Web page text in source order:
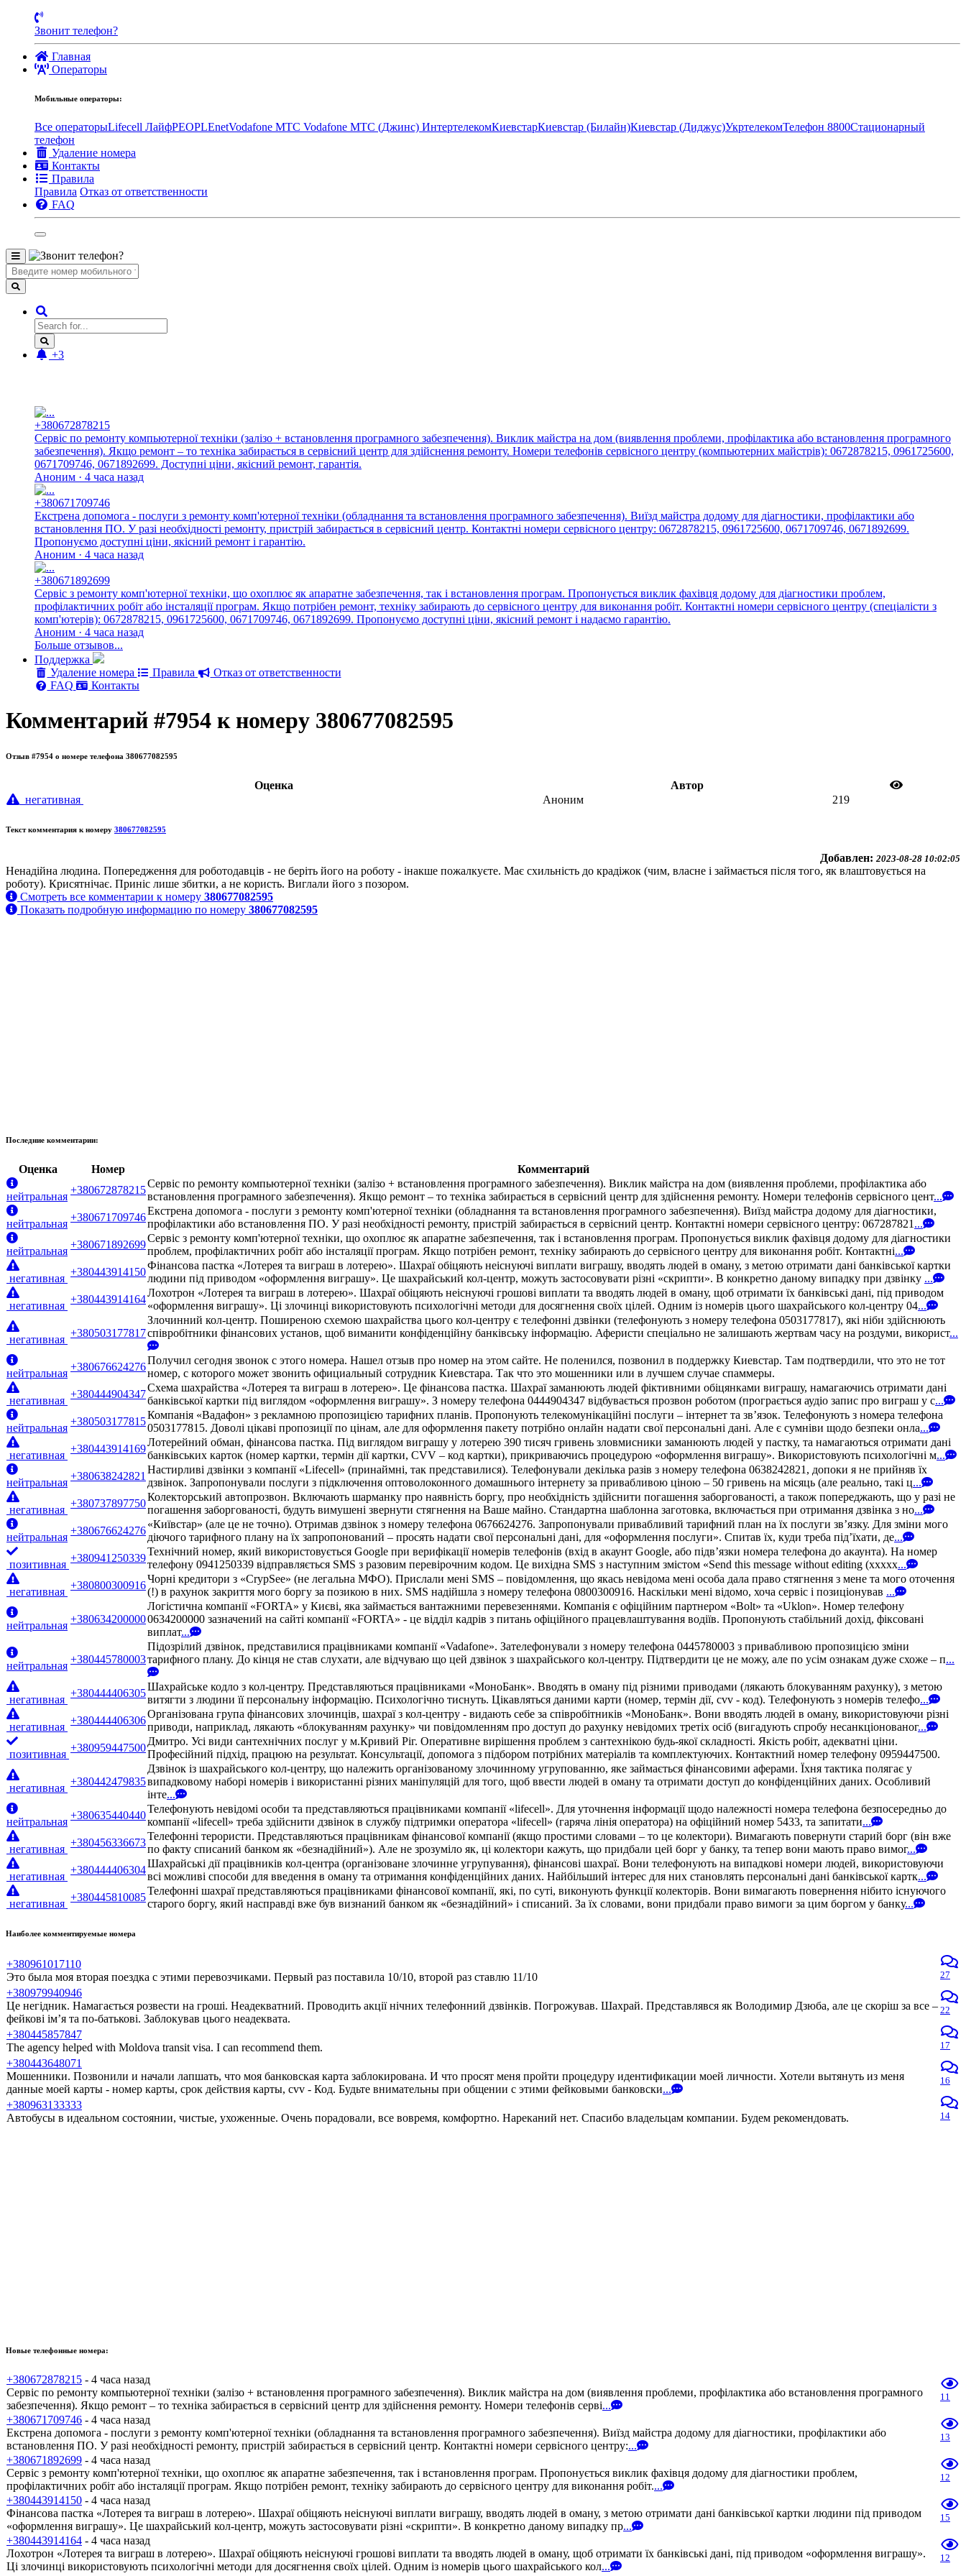
Звонит телефон?
Главная
Операторы
Мобильные операторы:
Все операторыLifecell ЛайфPEOPLEnetVodafone MTC Vodafone МТС (Джинс) ИнтертелекомКиевстарКиевстар (Билайн)Киевстар (Диджус)УкртелекомТелефон 8800Стационарный
телефон
Удаление номера
Контакты
Правила
Правила Отказ от ответственности
FAQ
+3
+380672878215
Сервіс по ремонту компьютерної техніки (залізо + встановлення програмного забезпечення). Виклик майстра на дом (виявлення проблеми, профілактика або встановлення програмного
забезпечення). Якщо ремонт – то техніка забирається в сервісний центр для здійснення ремонту. Номери телефонів сервісного центру (компьютерних майстрів): 0672878215, 0961725600,
0671709746, 0671892699. Доступні ціни, якісний ремонт, гарантія.
Аноним · 4 часа назад
+380671709746
Екстрена допомога - послуги з ремонту комп'ютерної техніки (обладнання та встановлення програмного забезпечення). Виїзд майстра додому для діагностики, профілактики або
встановлення ПО. У разі необхідності ремонту, пристрій забирається в сервісний центр. Контактні номери сервісного центру: 0672878215, 0961725600, 0671709746, 0671892699.
Пропонуємо доступні ціни, якісний ремонт і гарантію.
Аноним · 4 часа назад
+380671892699
Сервіс з ремонту комп'ютерної техніки, що охоплює як апаратне забезпечення, так і встановлення програм. Пропонується виклик фахівця додому для діагностики проблем,
профілактичних робіт або інсталяції програм. Якщо потрібен ремонт, техніку забирають до сервісного центру для виконання робіт. Контактні номери сервісного центру (спеціалісти з
комп'ютерів): 0672878215, 0961725600, 0671709746, 0671892699. Пропонуємо доступні ціни, якісний ремонт і надаємо гарантію.
Аноним · 4 часа назад
Больше отзывов...
Поддержка
Удаление номера
Правила
Отказ от ответственности
FAQ
Контакты
Комментарий #7954 к номеру 380677082595
Отзыв #7954 о номере телефона 380677082595
Oценка
Автор
негативная
Аноним 219
Текст комментария к номеру 380677082595
Добавлен: 2023-08-28 10:02:05
Ненадійна людина. Попередження для роботодавців - не беріть його на роботу - інакше пожалкуєте. Має схильність до крадіжок (чим, власне і займається після того, як влаштовується на
роботу). Крисятнічає. Приніс лише збитки, а не користь. Виглали його з позором.
Смотреть все комментарии к номеру 380677082595
Показать подробную информацию по номеру 380677082595
Последние комментарии:
Оценка Номер Комментарий
нейтральная
+380672878215
Сервіс по ремонту компьютерної техніки (залізо + встановлення програмного забезпечення). Виклик майстра на дом (виявлення проблеми, профілактика або
встановлення програмного забезпечення). Якщо ремонт – то техніка забирається в сервісний центр для здійснення ремонту. Номери телефонів сервісного цент...
нейтральная
+380671709746
Екстрена допомога - послуги з ремонту комп'ютерної техніки (обладнання та встановлення програмного забезпечення). Виїзд майстра додому для діагностики,
профілактики або встановлення ПО. У разі необхідності ремонту, пристрій забирається в сервісний центр. Контактні номери сервісного центру: 067287821 ...
нейтральная
+380671892699
Сервіс з ремонту комп'ютерної техніки, що охоплює як апаратне забезпечення, так і встановлення програм. Пропонується виклик фахівця додому для діагностики
проблем, профілактичних робіт або інсталяції програм. Якщо потрібен ремонт, техніку забирають до сервісного центру для виконання робіт. Контактні...
негативная
+380443914150
Фінансова пастка «Лотерея та виграш в лотерею». Шахраї обіцяють неіснуючі виплати виграшу, вводять людей в оману, з метою отримати дані банківської картки
людини під приводом «оформлення виграшу». Це шахрайський кол-центр, можуть застосовувати різні «скрипти». В конкретно даному випадку при дзвінку ...
негативная
+380443914164
Лохотрон «Лотерея та виграш в лотерею». Шахраї обіцяють неіснуючі грошові виплати та вводять людей в оману, щоб отримати їх банківські дані, під приводом
«оформлення виграшу». Ці злочинці використовують психологічні методи для досягнення своїх цілей. Одним із номерів цього шахрайського кол-центру 04...
негативная
+380503177817
Злочинний кол-центр. Поширеною схемою шахрайства цього кол-центру є телефонні дзвінки (телефонують з номеру телефона 0503177817), які ніби здійснюють
співробітники фінансових установ, щоб виманити конфіденційну банківську інформацію. Аферисти спеціально не залишають жертвам часу на роздуми, використ...
нейтральная
+380676624276
Получил сегодня звонок с этого номера. Нашел отзыв про номер на этом сайте. Не поленился, позвонил в поддержку Киевстар. Там подтвердили, что это не тот
номер, с которого может звонить официальный сотрудник Киевстара. Так что это мошенники или в лучшем случае спаммеры.
негативная
+380444904347
Схема шахрайства «Лотерея та виграш в лотерею». Це фінансова пастка. Шахраї заманюють людей фіктивними обіцянками виграшу, намагаючись отримати дані
банківської картки під виглядом «оформлення виграшу». З номеру телефона 0444904347 відбувається прозвон роботом (програється аудіо запис про виграш у с...
нейтральная
+380503177815
Компанія «Вадафон» з рекламною пропозицією тарифних планів. Пропонують телекомунікаційні послуги – інтернет та зв’язок. Телефонують з номера телефона
0503177815. Доволі цікаві пропозиції по цінам, але для оформлення пакету потрібно онлайн надати свої персональні дані. Але є сумніви щодо безпеки онла...
негативная
+380443914169
Лотерейний обман, фінансова пастка. Під виглядом виграшу у лотерею 390 тисяч гривень зловмисники заманюють людей у пастку, та намагаються отримати дані
банківських карток (номер картки, термін дії картки, CVV – код картки), прикриваючись процедурою «оформлення виграшу». Використовують психологічні м...
нейтральная
+380638242821
Настирливі дзвінки з компанії «Lifecell» (принаймні, так представилися). Телефонували декілька разів з номеру телефона 0638242821, допоки я не прийняв їх
дзвінок. Запропонували послуги з підключення оптоволоконного домашнього інтернету за привабливою ціною – 50 гривень на місяць (але реально, такі ц...
негативная
+380737897750
Колекторський автопрозвон. Включають шарманку про наявність боргу, про необхідність здійснити погашення заборгованості, а також попереджають, що у разі не
погашення заборгованості, будуть вимушені звернути стягнення на Ваше майно. Стандартна шаблонна заготовка, включається при отримання дзвінка з но...
нейтральная
+380676624276
«Київстар» (але це не точно). Отримав дзвінок з номеру телефона 0676624276. Запропонували привабливий тарифний план на їх послуги зв’язку. Для зміни мого
діючого тарифного плану на їх запропонований – просять надати свої персональні дані, для «оформлення послуги». Спитав їх, куди треба під’їхати, де...
позитивная
+380941250339
Технічний номер, який використовується Google при верифікації номерів телефонів (вхід в акаунт Google, або підв’язки номера телефона до акаунта). На номер
телефону 0941250339 відправляється SMS з разовим перевірочним кодом. Це вихідна SMS з наступним змістом «Send this message without editing (xxxxx...
негативная
+380800300916
Чорні кредитори з «CrypSee» (не легальна МФО). Прислали мені SMS – повідомлення, що якась невідома мені особа дала право стягнення з мене та мого оточення
(!) в рахунок закриття мого боргу за позикою в них. SMS надійшла з номеру телефона 0800300916. Наскільки мені відомо, хоча сервіс і позиціонував ...
нейтральная
+380634200000
Логістична компанії «FORTA» у Києві, яка займається вантажними перевезеннями. Компанія є офіційним партнером «Bolt» та «Uklon». Номер телефону
0634200000 зазначений на сайті компанії «FORTA» - це відділ кадрів з питань офіційного працевлаштування водіїв. Пропонують стабільний дохід, фіксовані
виплат...
нейтральная
+380445780003
Підозрілий дзвінок, представилися працівниками компанії «Vadafone». Зателефонували з номеру телефона 0445780003 з привабливою пропозицією зміни
тарифного плану. До кінця не став слухати, але відчуваю що цей дзвінок з шахрайського кол-центру. Підтвердити це не можу, але по усім ознакам дуже схоже – п...
негативная
+380444406305
Шахрайське кодло з кол-центру. Представляються працівниками «МоноБанк». Вводять в оману під різними приводами (лякають блокуванням рахунку), з метою
витягти з людини її персональну інформацію. Психологічно тиснуть. Цікавляться даними карти (номер, термін дії, cvv - код). Телефонують з номерів телефо...
негативная
+380444406306
Організована група фінансових злочинців, шахраї з кол-центру - видають себе за співробітників «МоноБанк». Вони вводять людей в оману, використовуючи різні
приводи, наприклад, лякають «блокуванням рахунку» чи повідомленням про доступ до рахунку невідомих третіх осіб (вигадують спробу несанкціонованог...
позитивная
+380959447500
Дмитро. Усі види сантехнічних послуг у м.Кривий Ріг. Оперативне вирішення проблем з сантехнікою будь-якої складності. Якість робіт, адекватні ціни.
Професійний підхід, працюю на результат. Консультації, допомога з підбором потрібних матеріалів та комплектуючих. Контактний номер телефону 0959447500.
негативная
+380442479835
Дзвінок із шахрайського кол-центру, що належить організованому злочинному угрупованню, яке займається фінансовими аферами. Їхня тактика полягає у
випадковому наборі номерів і використанні різних маніпуляцій для того, щоб ввести людей в оману та отримати доступ до конфіденційних даних. Особливий
інте...
нейтральная
+380635440440
Телефонують невідомі особи та представляються працівниками компанії «lifecell». Для уточнення інформації щодо належності номера телефона безпосередньо до
компанії «lifecell» треба здійснити дзвінок в службу підтримки оператора «lifecell» (гаряча лінія оператора) на офіційний номер 5433, та запитати...
негативная
+380456336673
Телефонні терористи. Представляються працівникам фінансової компанії (якщо простими словами – то це колектори). Вимагають повернути старий борг (він вже
по факту списаний банком як «безнадійний»). Але не зрозуміло як, ці колектори кажуть, що придбали цей борг у банку, та тепер вони мають право вимог...
негативная
+380444406304
Шахрайські дії працівників кол-центра (організоване злочинне угрупування), фінансові шахраї. Вони телефонують на випадкові номери людей, використовуючи
всі можливі способи для введення в оману та отримання конфіденційних даних. Найбільший інтерес для них становлять персональні дані банківської картк...
негативная
+380445810085
Телефонні шахраї представляються працівниками фінансової компанії, які, по суті, виконують функції колекторів. Вони вимагають повернення нібито існуючого
старого боргу, який насправді вже був визнаний банком як «безнадійний» і списаний. За їх словами, вони придбали право вимоги за цим боргом у банку...
Наиболее комментируемые номера
+380961017110
Это была моя вторая поездка с этими перевозчиками. Первый раз поставила 10/10, второй раз ставлю 11/10
27
+380979940946
Це негідник. Намагається розвести на гроші. Неадекватний. Проводить акції нічних телефонний дзвінків. Погрожував. Шахрай. Представлявся як Володимир Дзюба, але це скоріш за все –
фейкові ім’я та по-батькові. Заблокував цього неадеквата.
22
+380445857847
The agency helped with Moldova transit visa. I can recommend them.
17
+380443648071
Мошенники. Позвонили и начали лапшать, что моя банковская карта заблокирована. И что просят меня пройти процедуру идентификации моей личности. Хотели вытянуть из меня
данные моей карты - номер карты, срок действия карты, cvv - Код. Будьте внимательны при общении с этими фейковыми банковски...
16
+380963133333
Автобусы в идеальном состоянии, чистые, ухоженные. Очень порадовали, все вовремя, комфортно. Нареканий нет. Спасибо владельцам компании. Будем рекомендовать.
14
Новые телефонные номера:
+380672878215 - 4 часа назад
Сервіс по ремонту компьютерної техніки (залізо + встановлення програмного забезпечення). Виклик майстра на дом (виявлення проблеми, профілактика або встановлення програмного
забезпечення). Якщо ремонт – то техніка забирається в сервісний центр для здійснення ремонту. Номери телефонів серві...
11
+380671709746 - 4 часа назад
Екстрена допомога - послуги з ремонту комп'ютерної техніки (обладнання та встановлення програмного забезпечення). Виїзд майстра додому для діагностики, профілактики або
встановлення ПО. У разі необхідності ремонту, пристрій забирається в сервісний центр. Контактні номери сервісного центру:...
13
+380671892699 - 4 часа назад
Сервіс з ремонту комп'ютерної техніки, що охоплює як апаратне забезпечення, так і встановлення програм. Пропонується виклик фахівця додому для діагностики проблем,
профілактичних робіт або інсталяції програм. Якщо потрібен ремонт, техніку забирають до сервісного центру для виконання робіт....
12
+380443914150 - 4 часа назад
Фінансова пастка «Лотерея та виграш в лотерею». Шахраї обіцяють неіснуючі виплати виграшу, вводять людей в оману, з метою отримати дані банківської картки людини під приводом
«оформлення виграшу». Це шахрайський кол-центр, можуть застосовувати різні «скрипти». В конкретно даному випадку пр...
15
+380443914164 - 4 часа назад
Лохотрон «Лотерея та виграш в лотерею». Шахраї обіцяють неіснуючі грошові виплати та вводять людей в оману, щоб отримати їх банківські дані, під приводом «оформлення виграшу».
Ці злочинці використовують психологічні методи для досягнення своїх цілей. Одним із номерів цього шахрайського кол...
12